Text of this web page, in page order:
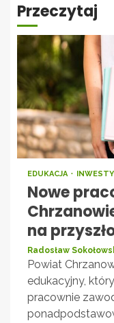
Przeczytaj
EDUKACJA
Nowe
na
Radosław
Powiat
edukacyjny,
pracownie